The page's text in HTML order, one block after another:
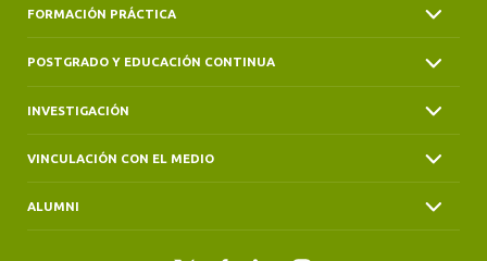
FORMACIÓN PRÁCTICA
POSTGRADO Y EDUCACIÓN CONTINUA
INVESTIGACIÓN
VINCULACIÓN CON EL MEDIO
ALUMNI